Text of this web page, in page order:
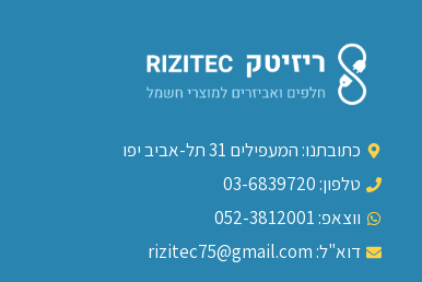
כתובתנו: המעפילים 31 תל-אביב יפו
טלפון: 03-6839720
ווצאפ: 052-3812001
דוא"ל: rizitec75@gmail.com